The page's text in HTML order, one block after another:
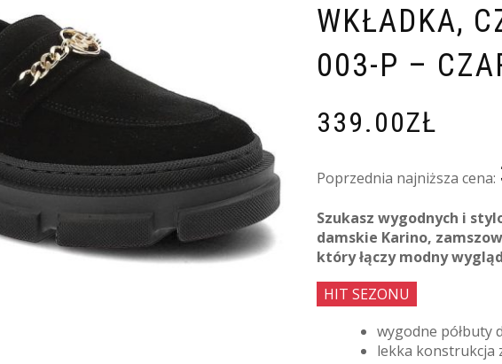
WKŁADKA,
003-P –
339.00ZŁ
Poprzednia najniższa cena:
Szukasz wygodnych i
damskie Karino,
który łączy modny
HIT SEZONU
wygodne półbuty
lekka konstrukcja